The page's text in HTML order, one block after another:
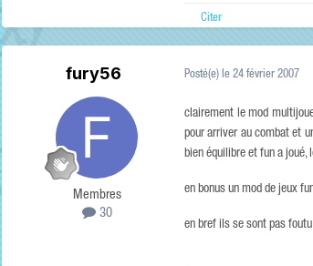
Citer
fury56
Membres
30
Posté(e) le 24 février 2007
clairement le mod
pour arriver au combat et
bien équilibre et fun a joué,
en bonus un mod de jeux
en bref ils se sont pas